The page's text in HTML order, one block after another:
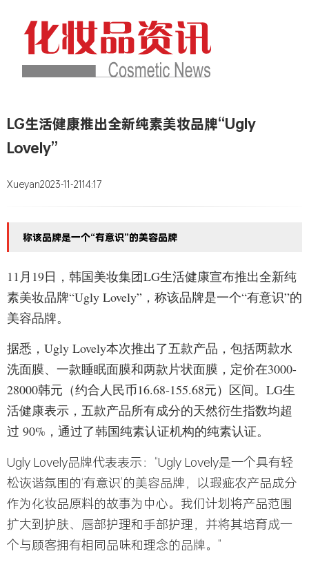
LG生活健康推出全新纯素美妆品牌“Ugly
Lovely”
Xueyan2023-11-2114:17
称该品牌是一个“有意识”的美容品牌
11月19日，韩国美妆集团LG生活健康宣布推出全新纯
素美妆品牌“Ugly Lovely”，称该品牌是一个“有意识”的
美容品牌。
据悉，Ugly Lovely本次推出了五款产品，包括两款水
洗面膜、一款睡眠面膜和两款片状面膜，定价在3000-
28000韩元（约合人民币16.68-155.68元）区间。LG生
活健康表示，五款产品所有成分的天然衍生指数均超
过 90%，通过了韩国纯素认证机构的纯素认证。
Ugly Lovely品牌代表表示：“Ugly Lovely是一个具有轻
松诙谐氛围的‘有意识’的美容品牌，以瑕疵农产品成分
作为化妆品原料的故事为中心。我们计划将产品范围
扩大到护肤、唇部护理和手部护理，并将其培育成一
个与顾客拥有相同品味和理念的品牌。”